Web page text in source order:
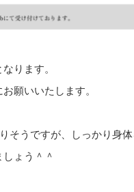
ります。
願いいたします。
そうですが、しっかり身体
ょう＾＾